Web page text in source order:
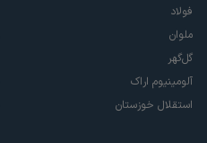
فولاد
ملوان
گل‌گهر
آلومینیوم اراک
استقلال خوزستان